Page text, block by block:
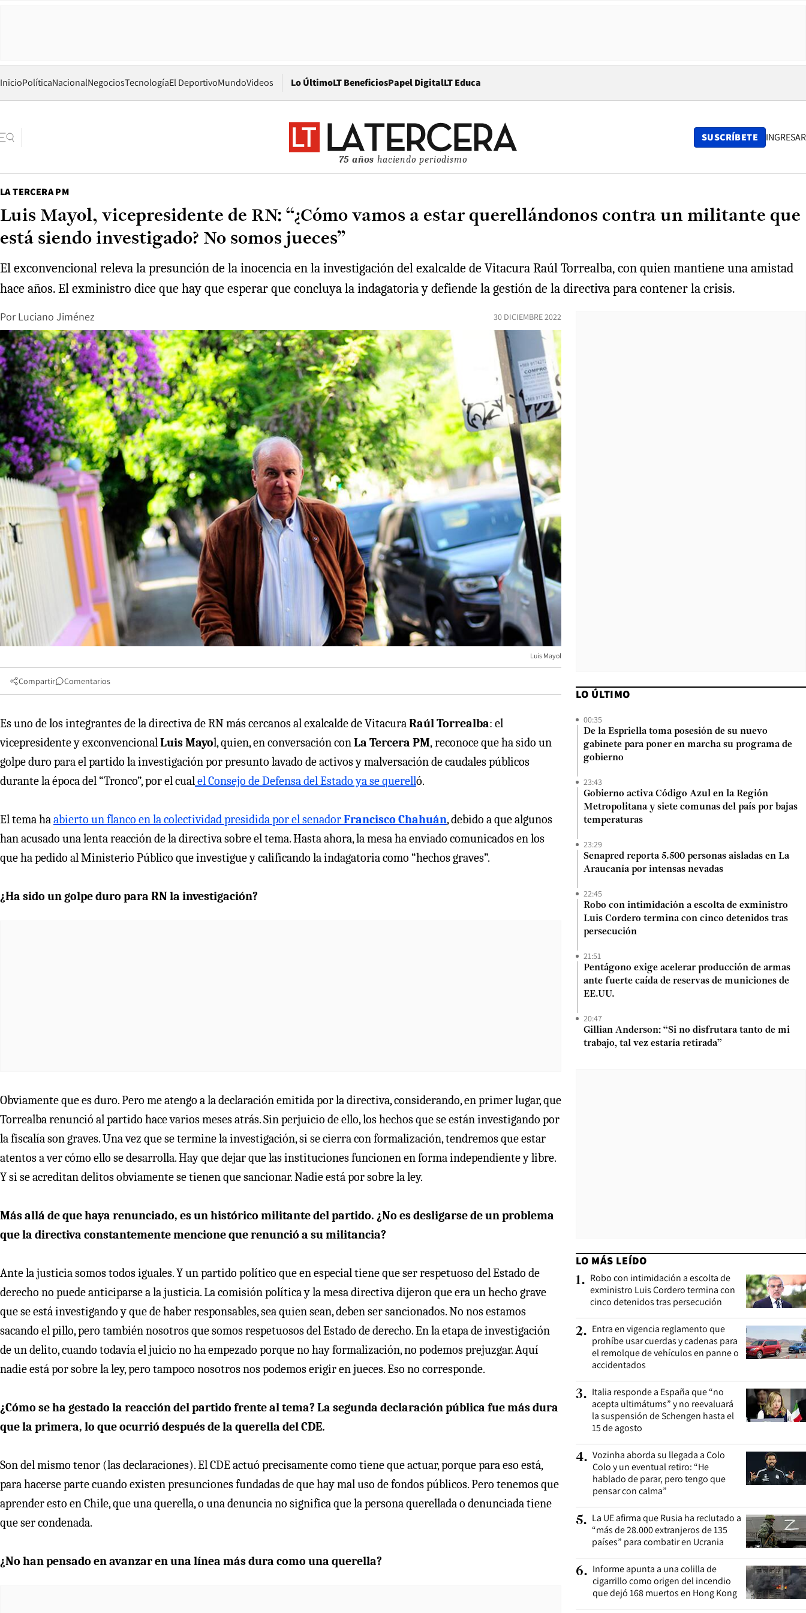
InicioPolíticaNacionalNegociosTecnologíaEl DeportivoMundoVideos Lo ÚltimoLT BeneficiosPapel DigitalOpens in new window
LT Educa
75 años haciendo periodismo
SUSCRÍBETE INGRESAR
LA TERCERA PM
Luis Mayol, vicepresidente de RN: “¿Cómo vamos a estar querellándonos contra un militante que
está siendo investigado? No somos jueces”
El exconvencional releva la presunción de la inocencia en la investigación del exalcalde de Vitacura Raúl Torrealba, con quien mantiene una amistad
hace años. El exministro dice que hay que esperar que concluya la indagatoria y defiende la gestión de la directiva para contener la crisis.
Por Luciano Jiménez 30 DICIEMBRE 2022
Luis Mayol
Compartir Comentarios
Es uno de los integrantes de la directiva de RN más cercanos al exalcalde de VitacuraRaúl Torrealba: el
vicepresidente y exconvencionalLuis Mayol, quien, en conversación conLa Tercera PM,reconoce que ha sido un
golpe duro para el partido la investigación por presunto lavado de activos y malversación de caudales públicos
durante la época del “Tronco”, por el cualel Consejo de Defensa del Estado ya se querelló.
El tema haabierto un flanco en la colectividad presidida por el senadorFrancisco Chahuán, debido a que algunos
han acusado una lenta reacción de la directiva sobre el tema. Hasta ahora, la mesa ha enviado comunicados en los
que ha pedido al Ministerio Público que investigue y calificando la indagatoria como “hechos graves”.
¿Ha sido un golpe duro para RN la investigación?
Obviamente que es duro. Pero me atengo a la declaración emitida por la directiva, considerando, en primer lugar, que
Torrealba renunció al partido hace varios meses atrás. Sin perjuicio de ello, los hechos que se están investigando por
la fiscalía son graves. Una vez que se termine la investigación, si se cierra con formalización, tendremos que estar
atentos a ver cómo ello se desarrolla. Hay que dejar que las instituciones funcionen en forma independiente y libre.
Y si se acreditan delitos obviamente se tienen que sancionar. Nadie está por sobre la ley.
Más allá de que haya renunciado, es un histórico militante del partido. ¿No es desligarse de un problema
que la directiva constantemente mencione que renunció a su militancia?
Ante la justicia somos todos iguales. Y un partido político que en especial tiene que ser respetuoso del Estado de
derecho no puede anticiparse a la justicia. La comisión política y la mesa directiva dijeron que era un hecho grave
que se está investigando y que de haber responsables, sea quien sean, deben ser sancionados. No nos estamos
sacando el pillo, pero también nosotros que somos respetuosos del Estado de derecho. En la etapa de investigación
de un delito, cuando todavía el juicio no ha empezado porque no hay formalización, no podemos prejuzgar. Aquí
nadie está por sobre la ley, pero tampoco nosotros nos podemos erigir en jueces. Eso no corresponde.
¿Cómo se ha gestado la reacción del partido frente al tema? La segunda declaración pública fue más dura
que la primera, lo que ocurrió después de la querella del CDE.
Son del mismo tenor (las declaraciones). El CDE actuó precisamente como tiene que actuar, porque para eso está,
para hacerse parte cuando existen presunciones fundadas de que hay mal uso de fondos públicos. Pero tenemos que
aprender esto en Chile, que una querella, o una denuncia no significa que la persona querellada o denunciada tiene
que ser condenada.
¿No han pensado en avanzar en una línea más dura como una querella?
LO ÚLTIMO
00:35
De la Espriella toma posesión de su nuevo
gabinete para poner en marcha su programa de
gobierno
23:43
Gobierno activa Código Azul en la Región
Metropolitana y siete comunas del país por bajas
temperaturas
23:29
Senapred reporta 5.500 personas aisladas en La
Araucanía por intensas nevadas
22:45
Robo con intimidación a escolta de exministro
Luis Cordero termina con cinco detenidos tras
persecución
21:51
Pentágono exige acelerar producción de armas
ante fuerte caída de reservas de municiones de
EE.UU.
20:47
Gillian Anderson: “Si no disfrutara tanto de mi
trabajo, tal vez estaría retirada”
LO MÁS LEÍDO
1. Robo con intimidación a escolta de
exministro Luis Cordero termina con
cinco detenidos tras persecución
2. Entra en vigencia reglamento que
prohíbe usar cuerdas y cadenas para
el remolque de vehículos en panne o
accidentados
3. Italia responde a España que “no
acepta ultimátums” y no reevaluará
la suspensión de Schengen hasta el
15 de agosto
4. Vozinha aborda su llegada a Colo
Colo y un eventual retiro: “He
hablado de parar, pero tengo que
pensar con calma”
5. La UE afirma que Rusia ha reclutado a
“más de 28.000 extranjeros de 135
países” para combatir en Ucrania
6. Informe apunta a una colilla de
cigarrillo como origen del incendio
que dejó 168 muertos en Hong Kong